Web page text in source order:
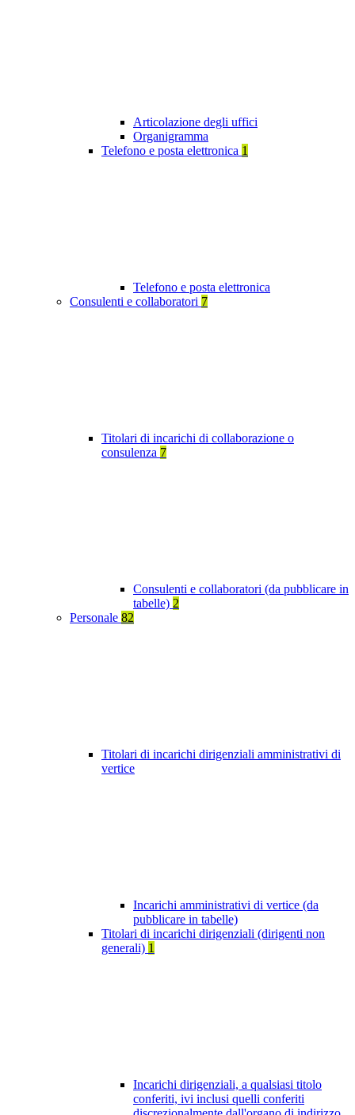
Articolazione degli uffici
Organigramma
Telefono e posta elettronica 1
Telefono e posta elettronica
Consulenti e collaboratori 7
Titolari di incarichi di collaborazione o
consulenza 7
Consulenti e collaboratori (da pubblicare in
tabelle) 2
Personale 82
Titolari di incarichi dirigenziali amministrativi di
vertice
Incarichi amministrativi di vertice (da
pubblicare in tabelle)
Titolari di incarichi dirigenziali (dirigenti non
generali) 1
Incarichi dirigenziali, a qualsiasi titolo
conferiti, ivi inclusi quelli conferiti